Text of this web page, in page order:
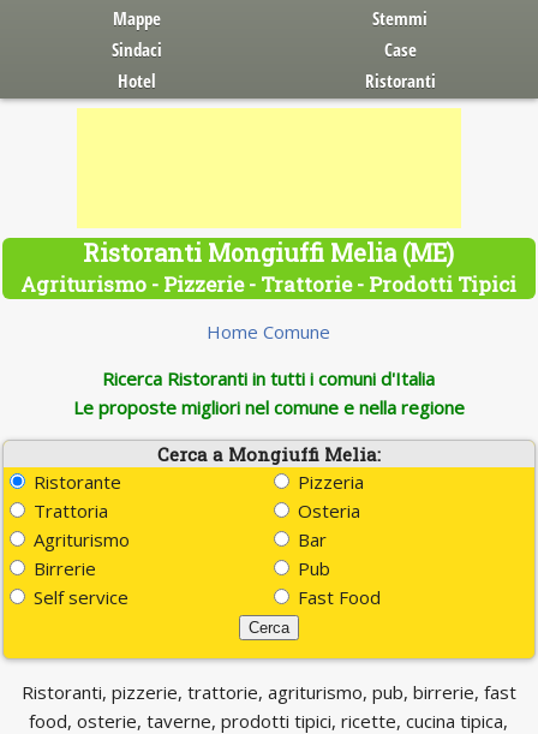
Mappe
Stemmi
Sindaci
Case
Hotel
Ristoranti
Ristoranti Mongiuffi Melia (ME)
Agriturismo - Pizzerie - Trattorie - Prodotti Tipici
Home Comune
Ricerca Ristoranti in tutti i comuni d'Italia
Le proposte migliori nel comune e nella regione
Cerca a Mongiuffi Melia:
Ristorante
Pizzeria
Trattoria
Osteria
Agriturismo
Bar
Birrerie
Pub
Self service
Fast Food
Ristoranti, pizzerie, trattorie, agriturismo, pub, birrerie, fast
food, osterie, taverne, prodotti tipici, ricette, cucina tipica,